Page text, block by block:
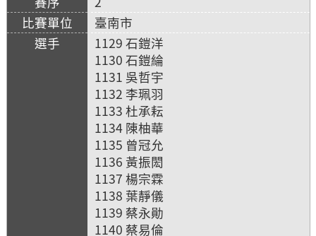
臺南市
1129 石鎧洋
1130 石鎧綸
1131 吳哲宇
1132 李珮羽
1133 杜承耘
1134 陳柚華
1135 曾冠允
1136 黃振閎
1137 楊宗霖
1138 葉靜儀
1139 蔡永勛
1140 蔡易倫